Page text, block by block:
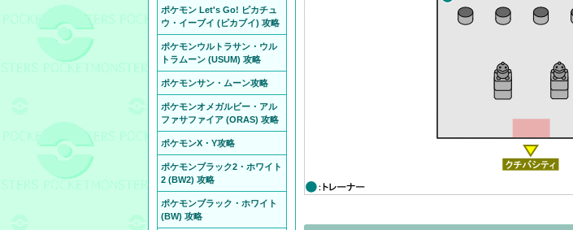
ポケモン Let's Go! ピカチュ
ウ・イーブイ (ピカブイ) 攻略
ポケモンウルトラサン・ウル
トラムーン (USUM) 攻略
ポケモンサン・ムーン攻略
ポケモンオメガルビー・アル
ファサファイア (ORAS) 攻略
ポケモンX・Y攻略
ポケモンブラック2・ホワイト
2 (BW2) 攻略
ポケモンブラック・ホワイト
(BW) 攻略